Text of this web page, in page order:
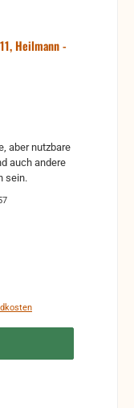
Heilmann -
auch andere